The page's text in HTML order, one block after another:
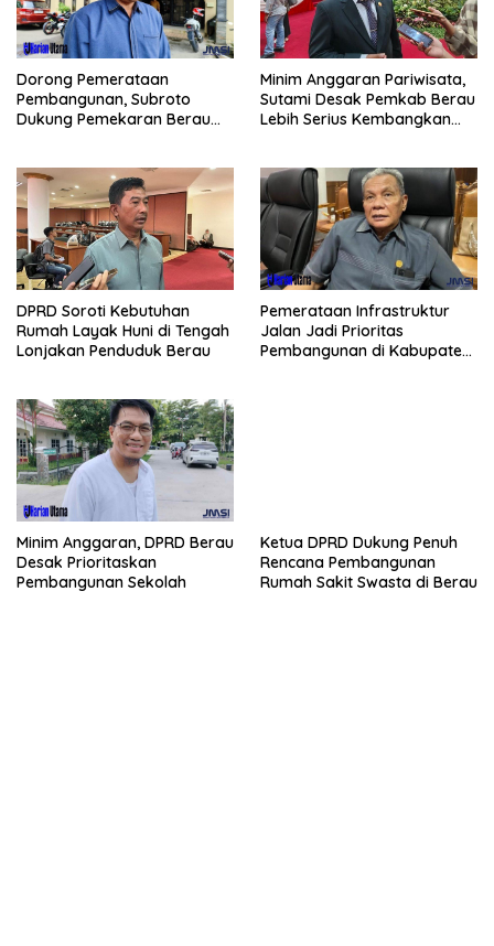
Dorong Pemerataan
Pembangunan, Subroto
Dukung Pemekaran Berau
Minim Anggaran Pariwisata,
Sutami Desak Pemkab Berau
Lebih Serius Kembangkan
DPRD Soroti Kebutuhan
Rumah Layak Huni di Tengah
Lonjakan Penduduk Berau
Pemerataan Infrastruktur
Jalan Jadi Prioritas
Pembangunan di Kabupaten
Minim Anggaran, DPRD Berau
Desak Prioritaskan
Pembangunan Sekolah
Ketua DPRD Dukung Penuh
Rencana Pembangunan
Rumah Sakit Swasta di Berau